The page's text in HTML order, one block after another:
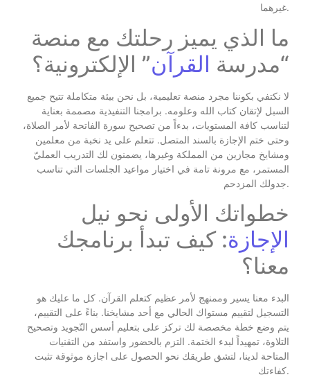
غيرهما.
ما الذي يميز رحلتك مع منصة
“مدرسة القرآن” الإلكترونية؟
لا نكتفي بكوننا مجرد منصة تعليمية، بل نحن بيئة متكاملة تتيح جميع
السبل لإتقان كتاب الله وعلومه. برامجنا التنفيذية مصممة بعناية
لتناسب كافة المستويات، بدءاً من تصحيح سورة الفاتحة لأمر الصلاة،
وحتى ختم الإجازة بالسند المتصل. تتعلم على يد نخبة من معلمين
ومشايخ مجازين من المملكة وغيرها، يضمنون لك التدريب العمليّ
المستمر، مع مرونة تامة في اختيار مواعيد الجلسات التي تناسب
جدولك المزدحم.
خطواتك الأولى نحو نيل
الإجازة: كيف تبدأ برنامجك
معنا؟
البدء معنا يسير وممنهج لأمر عظيم كتعلم القرآن. كل ما عليك هو
التسجيل لتقييم مستواك الحالي مع أحد مشايخنا. بناءً على التقييم،
يتم وضع خطة مخصصة لك تركز على بتعليم أسس التّجويد وتصحيح
التلاوة، تمهيداً لبدء الختمة. التزم بالحضور واستفد من التقنيات
المتاحة لدينا، لتشق طريقك نحو الحصول على اجازة موثوقة تثبت
كفاءتك.